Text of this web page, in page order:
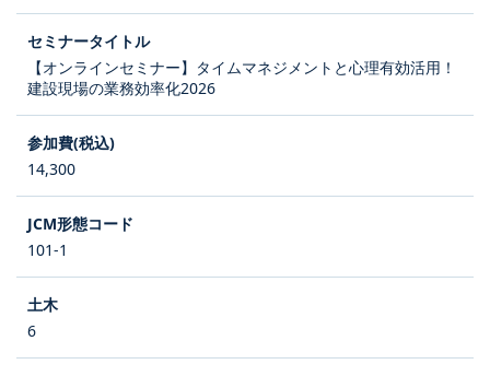
【オンラインセミナー】タイムマネジメントと心理有効活用！
建設現場の業務効率化2026
14,300
101-1
6